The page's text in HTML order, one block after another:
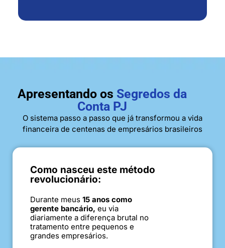
Apresentando os Segredos da
Conta PJ
O sistema passo a passo que já transformou a vida
financeira de centenas de empresários brasileiros
Como nasceu este método
revolucionário:
Durante meus 15 anos como
gerente bancário, eu via
diariamente a diferença brutal no
tratamento entre pequenos e
grandes empresários.